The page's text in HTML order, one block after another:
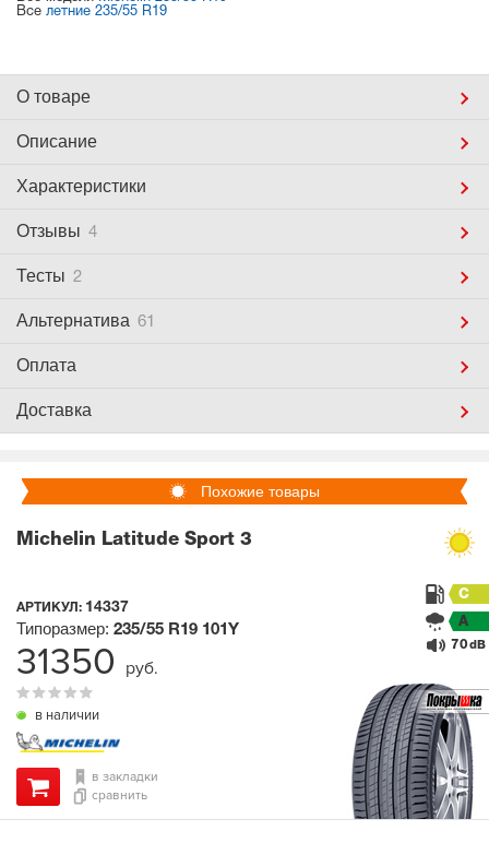
Все летние 235/55 R19
О товаре
Описание
Характеристики
Отзывы 4
Тесты 2
Альтернатива 61
Оплата
Доставка
Похожие товары
Michelin Latitude Sport 3
АРТИКУЛ: 14337
в наличии
Типоразмер: 235/55 R19 101Y
C
A
70 dB
в закладки
сравнить
31350 руб.